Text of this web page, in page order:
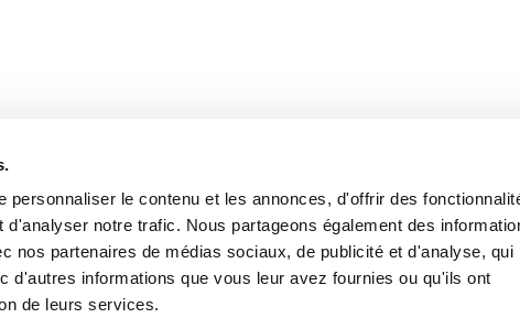
personnaliser le contenu et les annonces, d'offrir des
notre trafic. Nous partageons également des
nos partenaires de médias sociaux, de publicité et d'analyse, qui
d'autres informations que vous leur avez fournies ou qu'ils ont
de leurs services.